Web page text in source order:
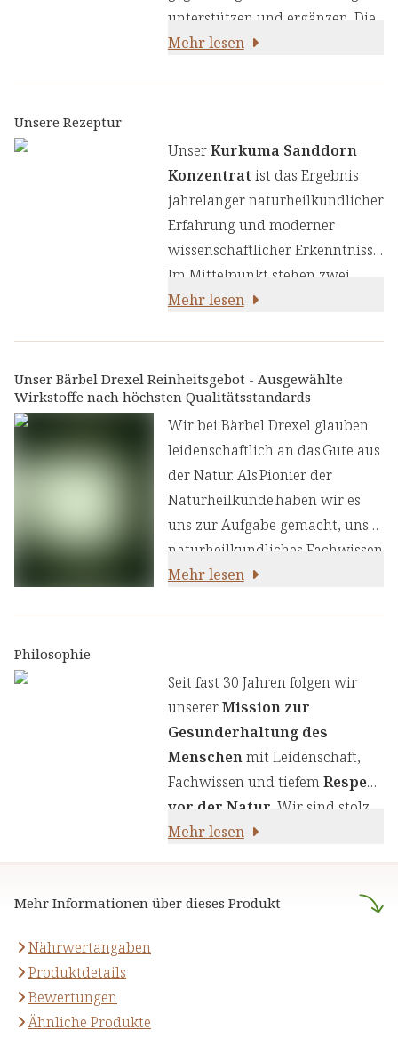
unterstützen und ergänzen. Die
sorgfältig ausgewählten
des Immunsystems [1] und zum
Schutz der Zellen vor
oxidativem Stress beiträgt [2].
Mehr lesen
Unsere Rezeptur
UnserKurkuma Sanddorn
Konzentrat ist das Ergebnis
jahrelanger naturheilkundlicher
Erfahrung und moderner
wissenschaftlicher Erkenntnisse.
Im Mittelpunkt stehen zwei
wertvolle Pflanzenextrakte –
abgestimmte Rezeptur bilden.
Mehr lesen
Unser Bärbel Drexel Reinheitsgebot - Ausgewählte
Wirkstoffe nach höchsten Qualitätsstandards
Wir bei Bärbel Drexel glauben
leidenschaftlich an das Gute aus
der Natur. Als Pionier der
Naturheilkunde haben wir es
uns zur Aufgabe gemacht, unser
naturheilkundliches Fachwissen
und unsere Erfahrung mit den
Wir legen großen Wert auf
einen genauen Auswahlprozess
unserer Inhaltsstoffe, um Ihnen
sorgfältig zusammengestellte
Produkte zu liefern. Wir nutzen
die Kraft von Kräutern,
Pflanzenstoffen und anderen
Wohlbefinden.
Mehr lesen
Mehr Informationen über dieses Produkt
Nährwertangaben
Produktdetails
Bewertungen
Ähnliche Produkte
Philosophie
Seit fast 30 Jahren folgen wir
unsererMission zur
Gesunderhaltung des
Menschenmit Leidenschaft,
Fachwissen und tiefemRespekt
vor der Natur . Wir sind stolz
darauf,naturreine Produkte
stützen.
Mehr lesen